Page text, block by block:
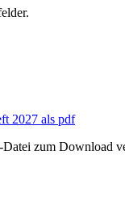
zum Download